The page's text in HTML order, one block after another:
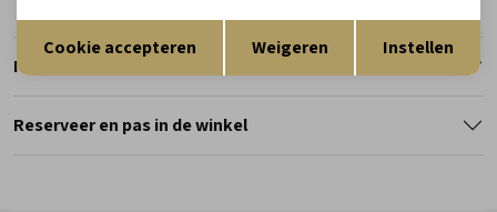
Retourneren
Reserveer en pas in de winkel
Terug Opslaan
Cookie accepteren Weigeren Instellen